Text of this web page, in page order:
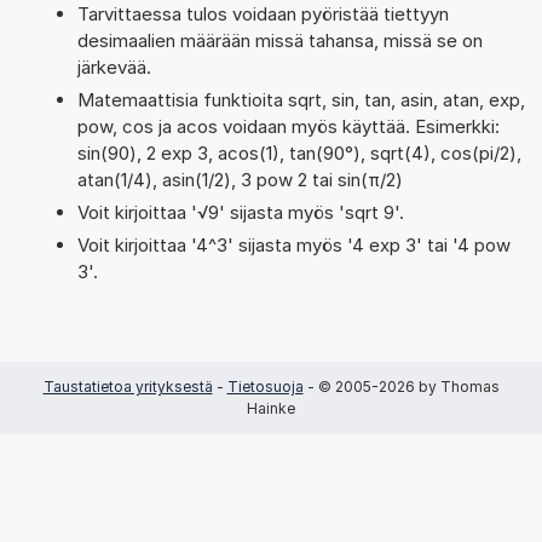
Tarvittaessa tulos voidaan pyöristää tiettyyn
desimaalien määrään missä tahansa, missä se on
järkevää.
Matemaattisia funktioita sqrt, sin, tan, asin, atan, exp,
pow, cos ja acos voidaan myös käyttää. Esimerkki:
sin(90), 2 exp 3, acos(1), tan(90°), sqrt(4), cos(pi/2),
atan(1/4), asin(1/2), 3 pow 2 tai sin(π/2)
Voit kirjoittaa '√9' sijasta myös 'sqrt 9'.
Voit kirjoittaa '4^3' sijasta myös '4 exp 3' tai '4 pow
3'.
Taustatietoa yrityksestä - Tietosuoja - © 2005-2026 by Thomas
Hainke